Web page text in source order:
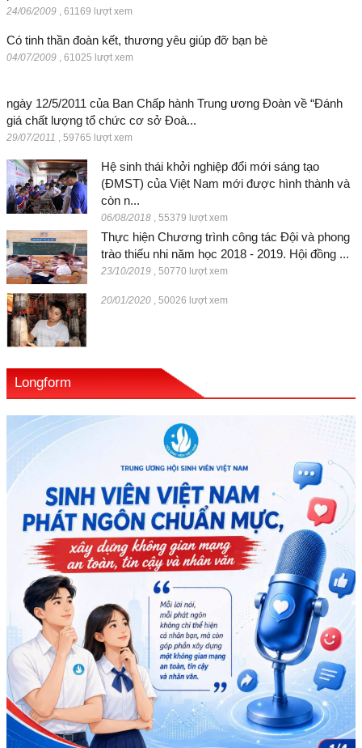
24/06/2009 61169 lượt xem
Có tinh thần đoàn kết, thương yêu giúp đỡ bạn bè
04/07/2009 61025 lượt xem
ngày 12/5/2011 của Ban Chấp hành Trung ương Đoàn về “Đánh
giá chất lượng tổ chức cơ sở Đoà...
29/07/2011 59765 lượt xem
Hệ sinh thái khởi nghiệp đổi mới sáng tạo
(ĐMST) của Việt Nam mới được hình thành và
còn n...
06/08/2018 55379 lượt xem
Thực hiện Chương trình công tác Đội và phong
trào thiếu nhi năm học 2018 - 2019. Hội đồng ...
23/10/2019 50770 lượt xem
20/01/2020 50026 lượt xem
Longform